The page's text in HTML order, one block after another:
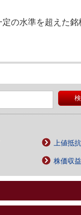
の水準を超えた銘
上値抵
株価収